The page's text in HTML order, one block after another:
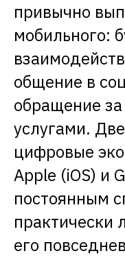
привычно
мобильного:
общение в
обращение
услугами.
цифровые
Apple (iOS) и
постоянным
практически
его